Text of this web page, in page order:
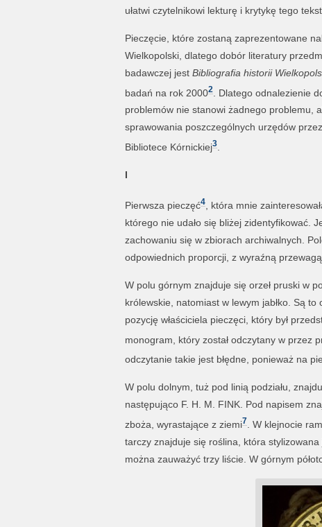
ułatwi czytelnikowi lekturę i krytykę tego
Pieczęcie, które zostaną zaprezentowane
Wielkopolski, dlatego dobór literatury
badawczej jest Bibliografia historii
badań na rok 20002. Dlatego odnalezienie
problemów nie stanowi żadnego problemu,
sprawowania poszczególnych urzędów
Bibliotece Kórnickiej3.
I
Pierwsza pieczęć4, która mnie
którego nie udało się bliżej zidentyfikować.
zachowaniu się w zbiorach archiwalnych.
odpowiednich proporcji, z wyraźną
W polu górnym znajduje się orzeł pruski w
królewskie, natomiast w lewym jabłko. Są
pozycję właściciela pieczęci, który był
monogram, który został odczytany w przez
odczytanie takie jest błędne, ponieważ na
W polu dolnym, tuż pod linią podziału,
następująco F. H. M. FINK. Pod napisem
zboża, wyrastające z ziemi7. W klejnocie
tarczy znajduje się roślina, która
można zauważyć trzy liście. W górnym